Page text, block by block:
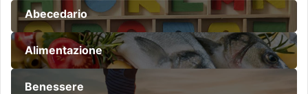
Abecedario
Alimentazione
Benessere